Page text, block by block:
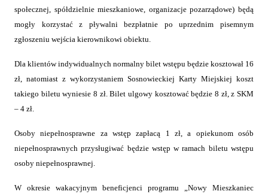
społecznej, spółdzielnie mieszkaniowe, organizacje pozarządowe) będą
mogły korzystać z pływalni bezpłatnie po uprzednim pisemnym
zgłoszeniu wejścia kierownikowi obiektu.
Dla klientów indywidualnych normalny bilet wstępu będzie kosztował 16
zł, natomiast z wykorzystaniem Sosnowieckiej Karty Miejskiej koszt
takiego biletu wyniesie 8 zł. Bilet ulgowy kosztować będzie 8 zł, z SKM
– 4 zł.
Osoby niepełnosprawne za wstęp zapłacą 1 zł, a opiekunom osób
niepełnosprawnych przysługiwać będzie wstęp w ramach biletu wstępu
osoby niepełnosprawnej.
W okresie wakacyjnym beneficjenci programu „Nowy Mieszkaniec